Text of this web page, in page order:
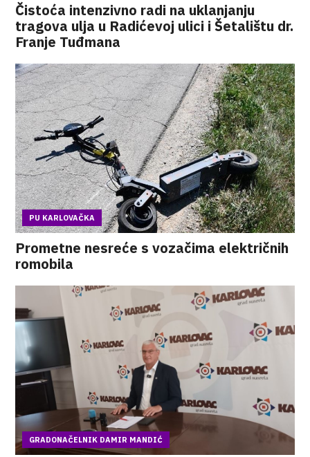
Čistoća intenzivno radi na uklanjanju
tragova ulja u Radićevoj ulici i Šetalištu dr.
Franje Tuđmana
PU KARLOVAČKA
Prometne nesreće s vozačima električnih
romobila
GRADONAČELNIK DAMIR MANDIĆ